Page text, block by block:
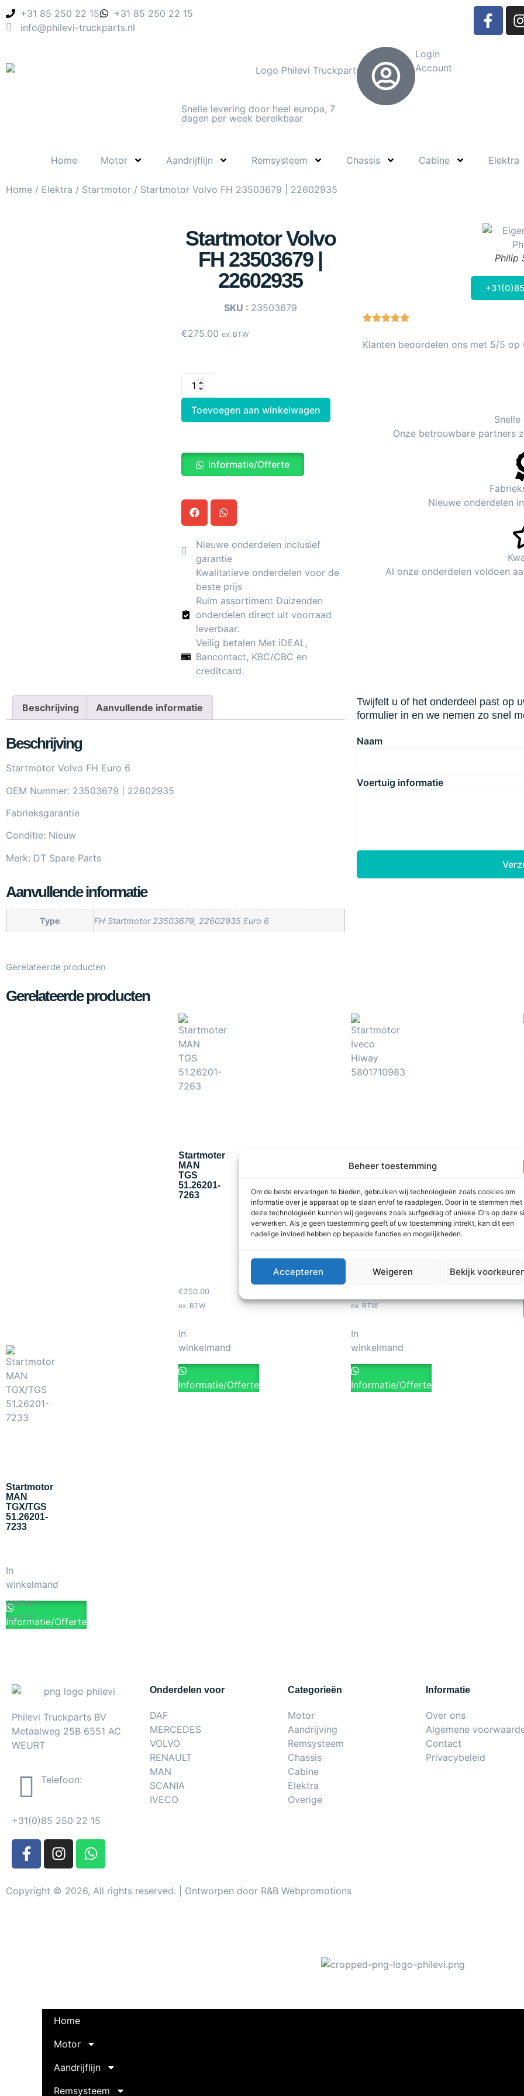
Beheer toestemming
Om de beste ervaringen te bieden, gebruiken wij technologieën zoals cookies om
informatie over je apparaat op te slaan en/of te raadplegen. Door in te stemmen met
deze technologieën kunnen wij gegevens zoals surfgedrag of unieke ID's op deze
verwerken. Als je geen toestemming geeft of uw toestemming intrekt, kan dit een
nadelige invloed hebben op bepaalde functies en mogelijkheden.
Accepteren Weigeren Bekijk
+31 85 250 22 15
+31 85 250 22 15
info@philevi-truckparts.nl
Snelle levering door heel europa, 7
dagen per week bereikbaar
Login
Account
Home Motor Aandrijflijn Remsysteem Chassis Cabine Elektra
Home / Elektra / Startmotor / Startmotor Volvo FH 23503679 | 22602935
Startmotor Volvo
FH 23503679 |
22602935
SKU : 23503679
€275.00 ex. BTW
Toevoegen aan winkelwagen
Informatie/Offerte
Nieuwe onderdelen inclusief
garantie
Kwalitatieve onderdelen voor de
beste prijs
Ruim assortiment Duizenden
onderdelen direct uit voorraad
leverbaar.
Veilig betalen Met iDEAL,
Bancontact, KBC/CBC en
creditcard.
Philip
Klanten beoordelen ons met 5/5 op
Snelle
Onze betrouwbare partners
Nieuwe onderdelen
Al onze onderdelen voldoen
Beschrijving Aanvullende informatie
Beschrijving
Startmotor Volvo FH Euro 6
OEM Nummer: 23503679 | 22602935
Fabrieksgarantie
Conditie: Nieuw
Merk: DT Spare Parts
Aanvullende informatie
Type FH Startmotor 23503679, 22602935 Euro 6
Twijfelt u of het onderdeel past op
formulier in en we nemen zo snel
Naam
Voertuig informatie
Gerelateerde producten
Gerelateerde producten
Startmoter
MAN
TGS
51.26201-
7263
€250.00
ex. BTW
In
winkelmand
Informatie/Offerte
Iveco
ex. BTW
In
winkelmand
Informatie/Offerte
Startmotor
MAN
TGX/TGS
51.26201-
7233
€325.00
ex. BTW
In
winkelmand
Informatie/Offerte
Philevi Truckparts BV
Metaalweg 25B 6551 AC
WEURT
Telefoon:
+31(0)85 250 22 15
Onderdelen voor
DAF
MERCEDES
VOLVO
RENAULT
MAN
SCANIA
IVECO
Categorieën
Motor
Aandrijving
Remsysteem
Chassis
Cabine
Elektra
Overige
Informatie
Over ons
Algemene
Contact
Privacybeleid
Copyright © 2026, All rights reserved. | Ontworpen door R&B Webpromotions
Home
Motor
Aandrijflijn
Remsysteem